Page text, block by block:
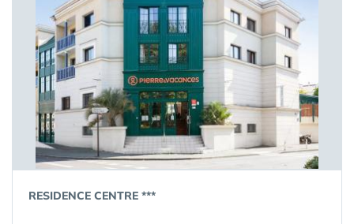
RESIDENCE CENTRE ***